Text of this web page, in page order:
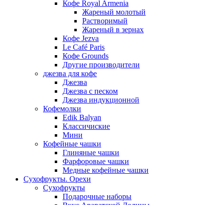
Кофе Royal Armenia
Жареный молотый
Растворимый
Жареный в зернах
Кофе Jezva
Le Café Paris
Кофе Grounds
Другие производители
джезва для кофе
Джезва
Джезва с песком
Джезва индукционной
Кофемолки
Edik Balyan
Классичиские
Мини
Кофейные чашки
Глиняные чашки
Фарфоровые чашки
Медные кофейные чашки
Сухофрукты. Орехи
Сухофрукты
Подарочные наборы